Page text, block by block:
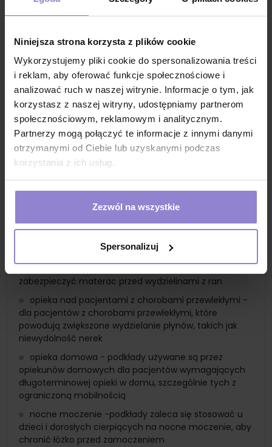
Niniejsza strona korzysta z plików cookie
Wykorzystujemy pliki cookie do spersonalizowania treści
i reklam, aby oferować funkcje społecznościowe i
analizować ruch w naszej witrynie. Informacje o tym, jak
korzystasz z naszej witryny, udostępniamy partnerom
społecznościowym, reklamowym i analitycznym.
Partnerzy mogą połączyć te informacje z innymi danymi
otrzymanymi od Ciebie lub uzyskanymi podczas
korzystania z ich usług.
Zezwól na wszystkie
Spersonalizuj
materaca przed zanieczyszczeniami
podkład chłonny na przeciekanie i incydentalne
podkład chłonny sprawdzi się podczas czynności
higienicznych i pielęgnacyjnych (zmiana pieluch,
podkład chłonny na łóżko na oddziały położnicze
podkład higieniczny do opieki paliatywnej
opieka nad osobami starszymi - podkłady chronią
materac przed zanieczyszczeniami, pomagając w
utrzymaniu higieny u pacjentów z inkontynencją
w hospicjach i domach opieki paliatywnej, aby
zapewnić komfort i higienę pacjentom w końcowych
zabezpieczyć materac przed wydzielinami z ran
opieka nad pacjentami z chorobami przewlekłymi -
dla pacjentów z chorobami przewlekłymi, które
powodują zwiększone wydzielanie płynów, takich jak
niewydolność nerek
opieka domowa - podkłady używane są przez
opiekunów domowych dla pacjentów wymagających
długoterminowej opieki w domu, szczególnie tych z
ograniczoną mobilnością
nocne moczenie -podkłady zaleca się stosować u
dzieci i dorosłych cierpiących na nocne moczenie, aby
chronić łóżko przed zamoczeniem